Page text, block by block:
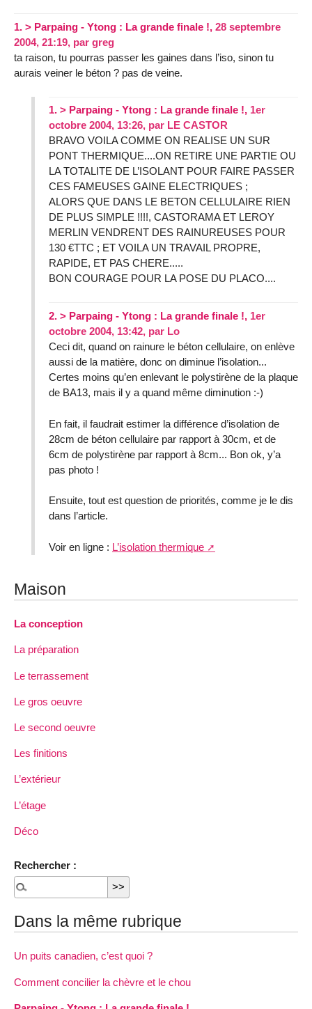
1. > Parpaing - Ytong : La grande finale !, 28 septembre
2004, 21:19, par greg
ta raison, tu pourras passer les gaines dans l’iso, sinon tu
aurais veiner le béton ? pas de veine.
1. > Parpaing - Ytong : La grande finale !, 1er
octobre 2004, 13:26, par LE CASTOR
BRAVO VOILA COMME ON REALISE UN SUR
PONT THERMIQUE....ON RETIRE UNE PARTIE OU
LA TOTALITE DE L’ISOLANT POUR FAIRE PASSER
CES FAMEUSES GAINE ELECTRIQUES ;
ALORS QUE DANS LE BETON CELLULAIRE RIEN
DE PLUS SIMPLE !!!!, CASTORAMA ET LEROY
MERLIN VENDRENT DES RAINUREUSES POUR
130 €TTC ; ET VOILA UN TRAVAIL PROPRE,
RAPIDE, ET PAS CHERE.....
BON COURAGE POUR LA POSE DU PLACO....
2. > Parpaing - Ytong : La grande finale !, 1er
octobre 2004, 13:42, par Lo
Ceci dit, quand on rainure le béton cellulaire, on enlève
aussi de la matière, donc on diminue l’isolation...
Certes moins qu’en enlevant le polystirène de la plaque
de BA13, mais il y a quand même diminution :-)
En fait, il faudrait estimer la différence d’isolation de
28cm de béton cellulaire par rapport à 30cm, et de
6cm de polystirène par rapport à 8cm... Bon ok, y’a
pas photo !
Ensuite, tout est question de priorités, comme je le dis
dans l’article.
Voir en ligne : L’isolation thermique
Maison
La conception
La préparation
Le terrassement
Le gros oeuvre
Le second oeuvre
Les finitions
L’extérieur
L’étage
Déco
Rechercher :
Dans la même rubrique
Un puits canadien, c’est quoi ?
Comment concilier la chèvre et le chou